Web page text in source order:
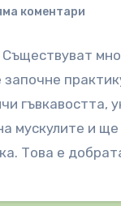
коментари
гъвкавостта,
мускулите и
Това е